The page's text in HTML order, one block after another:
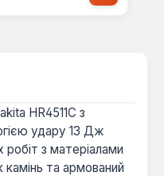
HR4511C з
удару 13 Дж
робіт з матеріалами
камінь та армований